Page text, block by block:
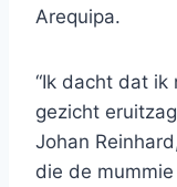
Arequipa.
“Ik dacht dat ik
gezicht
Johan
die de